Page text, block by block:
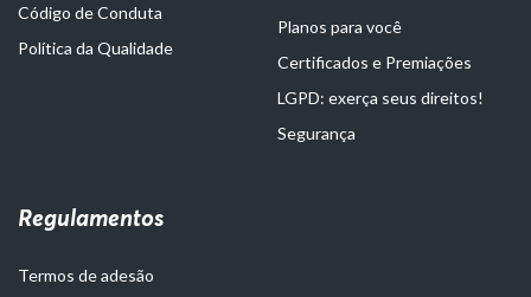
Código de Conduta
Política da Qualidade
Planos para você
Certificados e Premiações
LGPD: exerça seus direitos!
Segurança
Regulamentos
Termos de adesão